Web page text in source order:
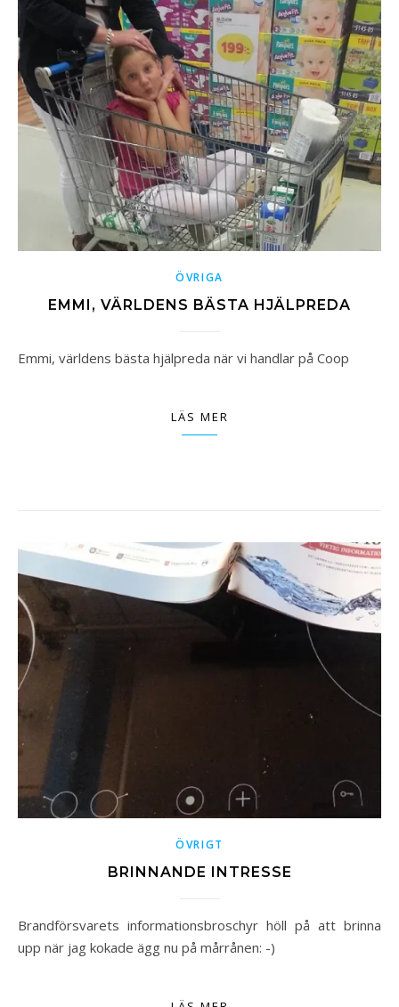
ÖVRIGA
EMMI, VÄRLDENS BÄSTA HJÄLPREDA
Emmi, världens bästa hjälpreda när vi handlar på Coop
LÄS MER
ÖVRIGT
BRINNANDE INTRESSE
Brandförsvarets informationsbroschyr höll på att brinna
upp när jag kokade ägg nu på mårrånen: -)